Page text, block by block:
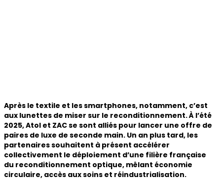
Après le textile et les smartphones, notamment, c’est
aux lunettes de miser sur le reconditionnement. À l’été
2025, Atol et ZAC se sont alliés pour lancer une offre de
paires de luxe de seconde main. Un an plus tard, les
partenaires souhaitent à présent accélérer
collectivement le déploiement d’une filière française
du reconditionnement optique, mêlant économie
circulaire, accès aux soins et réindustrialisation.